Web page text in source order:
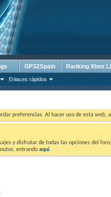
Enlaces rápidos
GP32Spain Ranking Xbox
preferencias. Al hacer uso de esta web,
y disfrutar de todas las opciones del
entrando aquí.